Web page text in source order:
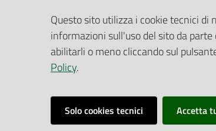
Via De Gasperi, 8 - 48121 Ravenna (RA)
CF/P.IVA:02483810392
PEC:
azienda@pec.auslromagna.it
Questo sito utilizza i cookie tecnici di
informazioni sull'uso del sito da
abilitarli o meno cliccando sul
Policy.
Solo cookies tecnici Accetta